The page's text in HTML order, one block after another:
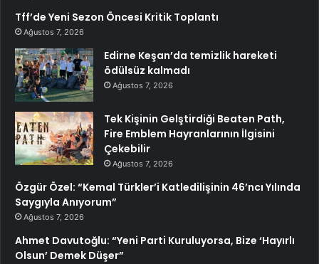
Tff’de Yeni Sezon Öncesi Kritik Toplantı
Ağustos 7, 2026
Edirne Keşan’da temizlik hareketi
ödülsüz kalmadı
Ağustos 7, 2026
Tek Kişinin Gelştirdiği Beaten Path,
Fire Emblem Hayranlarının İlgisini
Çekebilir
Ağustos 7, 2026
Özgür Özel: “Kemal Türkler’i Katledilişinin 46’ncı Yılında
Saygıyla Anıyorum”
Ağustos 7, 2026
Ahmet Davutoğlu: “Yeni Parti Kuruluyorsa, Bize ‘Hayırlı
Olsun’ Demek Düşer”